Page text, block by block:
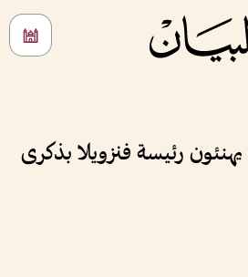
يهنئون رئيسة فنزويلا بذكرى